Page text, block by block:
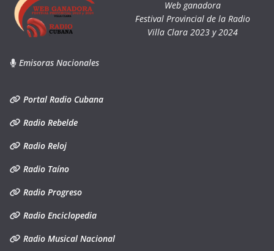
Web ganadora
Festival Provincial de la Radio
Villa Clara 2023 y 2024
Emisoras Nacionales
Portal Radio Cubana
Radio Rebelde
Radio Reloj
Radio Taíno
Radio Progreso
Radio Enciclopedia
Radio Musical Nacional